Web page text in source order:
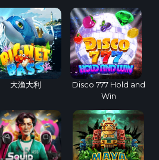
大渔大利
Disco 777 Hold and
Win